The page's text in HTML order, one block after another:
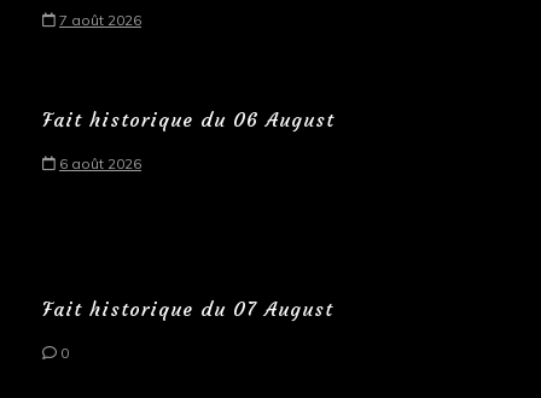
7 août 2026
Fait historique du 06 August
6 août 2026
Fait historique du 07 August
0